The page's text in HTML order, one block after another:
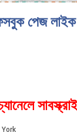
পেজ লাইক